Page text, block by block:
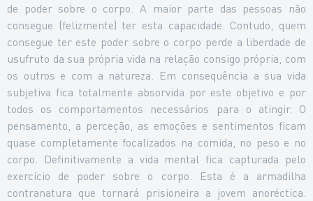
de poder sobre o corpo. A maior parte das pessoas não
consegue (felizmente) ter esta capacidade. Contudo, quem
consegue ter este poder sobre o corpo perde a liberdade de
usufruto da sua própria vida na relação consigo própria, com
os outros e com a natureza. Em consequência a sua vida
subjetiva fica totalmente absorvida por este objetivo e por
todos os comportamentos necessários para o atingir. O
pensamento, a perceção, as emoções e sentimentos ficam
quase completamente focalizados na comida, no peso e no
corpo. Definitivamente a vida mental fica capturada pelo
exercício de poder sobre o corpo. Esta é a armadilha
contranatura que tornará prisioneira a jovem anoréctica.